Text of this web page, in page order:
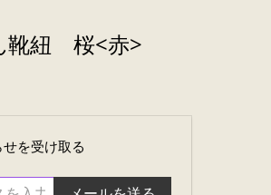
靴紐 桜<赤>
を受け取る